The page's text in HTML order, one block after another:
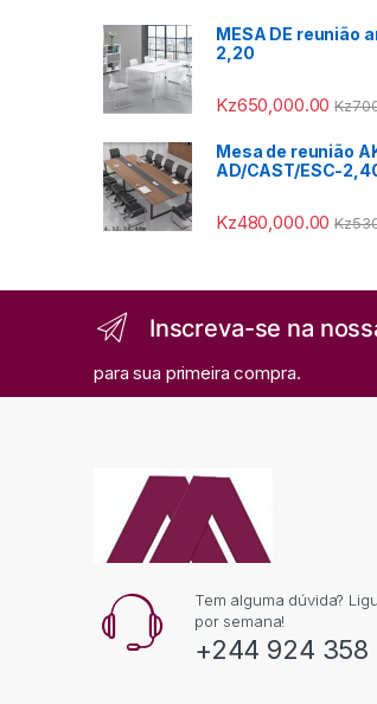
MESA DE reunião
2,20
Kz650,000.00 Kz
Mesa de reunião
AD/CAST/ESC-
Kz480,000.00 Kz
Inscreva-se na
para sua primeira compra.
Tem alguma dúvida?
por semana!
+244 924 358